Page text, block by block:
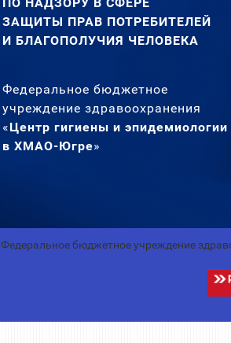
ЗАЩИТЫ ПРАВ ПОТРЕБИТЕЛЕЙ
И БЛАГОПОЛУЧИЯ ЧЕЛОВЕКА
Федеральное бюджетное
учреждение здравоохранения
«Центр гигиены и эпидемиологии
в ХМАО-Югре»
Федеральное бюджетное учреждение